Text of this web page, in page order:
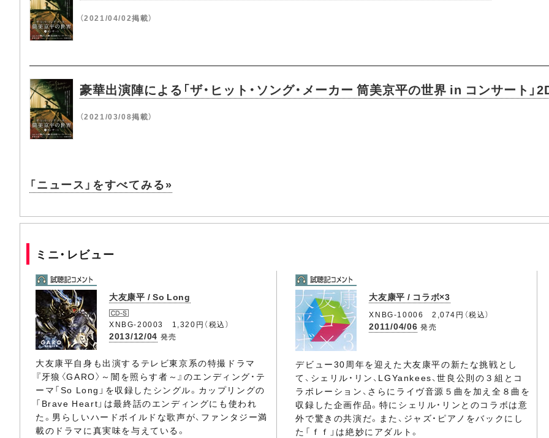
（2021/04/02掲載）
豪華出演陣による「ザ・ヒット・ソング・メーカー 筒美京平の世界 in コンサート」
（2021/03/08掲載）
「ニュース」をすべてみる»
ミニ・レビュー
大友康平 / So Long
XNBG-20003 1,320円（税込）
2013/12/04 発売
大友康平自身も出演するテレビ東京系の特撮ドラマ
『牙狼〈GARO〉～闇を照らす者～』のエンディング・テ
ーマ「So Long」を収録したシングル。カップリングの
「Brave Heart」は最終話のエンディングにも使われ
た。男らしいハードボイルドな歌声が、ファンタジー満
載のドラマに真実味を与えている。
大友康平 / コラボ×3
XNBG-10006 2,074円（税込）
2011/04/06 発売
デビュー30周年を迎えた大友康平の新たな挑戦とし
て、シェリル・リン、LGYankees、世良公則の３組とコ
ラボレーション、さらにライヴ音源５曲を加え全８曲を
収録した企画作品。特にシェリル・リンとのコラボは意
外で驚きの共演だ。また、ジャズ・ピアノをバックにし
た「ｆｆ」は絶妙にアダルト。